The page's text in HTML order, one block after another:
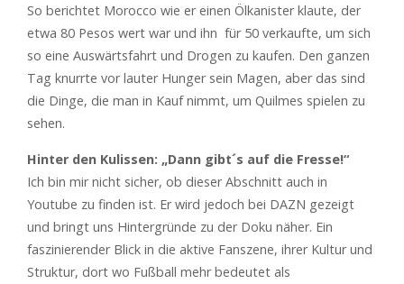
So berichtet Morocco wie er einen Ölkanister klaute, der
etwa 80 Pesos wert war und ihn für 50 verkaufte, um sich
so eine Auswärtsfahrt und Drogen zu kaufen. Den ganzen
Tag knurrte vor lauter Hunger sein Magen, aber das sind
die Dinge, die man in Kauf nimmt, um Quilmes spielen zu
sehen.
Hinter den Kulissen: „Dann gibt´s auf die Fresse!“
Ich bin mir nicht sicher, ob dieser Abschnitt auch in
Youtube zu finden ist. Er wird jedoch bei DAZN gezeigt
und bringt uns Hintergründe zu der Doku näher. Ein
faszinierender Blick in die aktive Fanszene, ihrer Kultur und
Struktur, dort wo Fußball mehr bedeutet als